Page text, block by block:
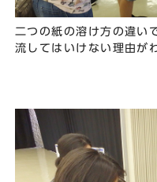
二つの紙の溶け方の違い
流してはいけない理由が